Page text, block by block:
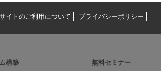
サイトのご利用について プライバシーポリシー
構築 無料セミナー